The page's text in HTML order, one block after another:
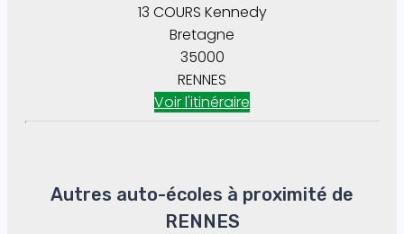
13 COURS Kennedy
RENNES
Bretagne
35000
Voir l'itinéraire
Autres auto-écoles à proximité de
RENNES